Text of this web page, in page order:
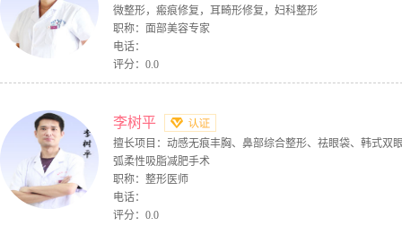
微整形，瘢痕修复，耳畸形修复，妇科整形
职称：面部美容专家
电话：
评分：0.0
李树平
擅长项目：动感无痕丰胸、鼻部综合整形、祛眼袋、韩式双
弧柔性吸脂减肥手术
职称：整形医师
电话：
评分：0.0